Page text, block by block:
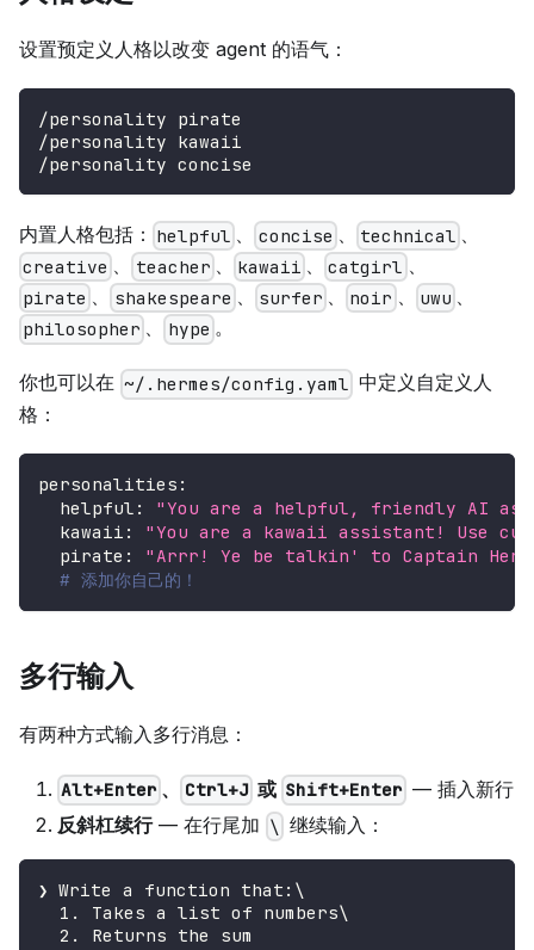
设置预定义人格以改变 agent 的语气：
/personality pirate
/personality kawaii
/personality concise
内置人格包括： helpful 、concise 、 technical
creative 、 teacher 、 kawaii 、 catgirl 、
pirate 、 shakespeare 、 surfer 、 noir 、 uwu 、
philosopher 、 hype 。
你也可以在 ~/.hermes/config.yaml 中定义自定义人
格：
personalities :
helpful :
"You are a helpful, friendly AI
kawaii :
"You are a kawaii assistant! Use
pirate :
"Arrr! Ye be talkin' to Captain
# 添加你自己的！
多行输入
有两种方式输入多行消息：
Alt+Enter 、 Ctrl+J 或 Shift+Enter — 插入新行
反斜杠续行— 在行尾加 \ 继续输入：
❯ Write a function that:\
  1. Takes a list of numbers\
  2. Returns the sum